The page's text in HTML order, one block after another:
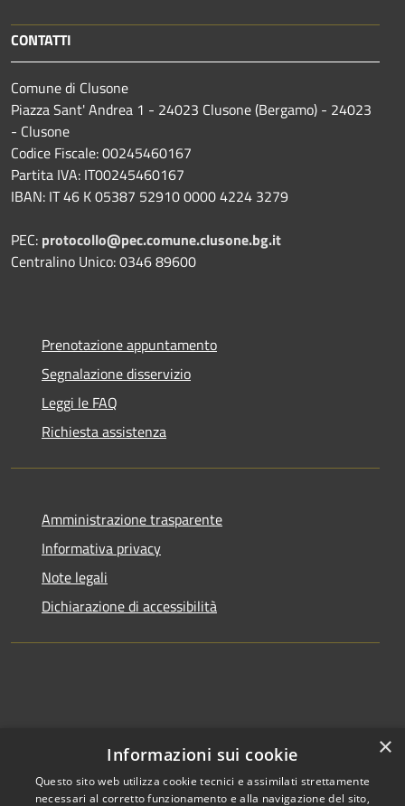
CONTATTI
Comune di Clusone
Piazza Sant' Andrea 1 - 24023 Clusone (Bergamo) - 24023
- Clusone
Codice Fiscale: 00245460167
Partita IVA: IT00245460167
IBAN: IT 46 K 05387 52910 0000 4224 3279
PEC: protocollo@pec.comune.clusone.bg.it
Centralino Unico: 0346 89600
Prenotazione appuntamento
Segnalazione disservizio
Leggi le FAQ
Richiesta assistenza
Amministrazione trasparente
Informativa privacy
Note legali
Dichiarazione di accessibilità
×
Informazioni sui cookie
Questo sito web utilizza cookie tecnici e assimilati strettamente
necessari al corretto funzionamento e alla navigazione del sito,